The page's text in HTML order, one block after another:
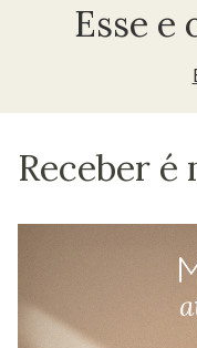
Esse e
Receber